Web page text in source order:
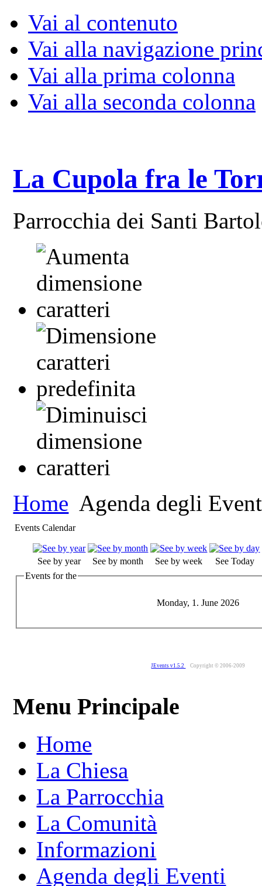
Vai al contenuto
Vai alla navigazione
Vai alla prima colonna
Vai alla seconda colonna
La Cupola fra le
Parrocchia dei Santi
Home Agenda degli
Events Calendar
See by year See by month See by week
See Today
Events for the
Monday, 1. June 2026
JEvents v1.5.2 Copyright © 2006-2009
Menu Principale
Home
La Chiesa
La Parrocchia
La Comunità
Informazioni
Agenda degli Eventi